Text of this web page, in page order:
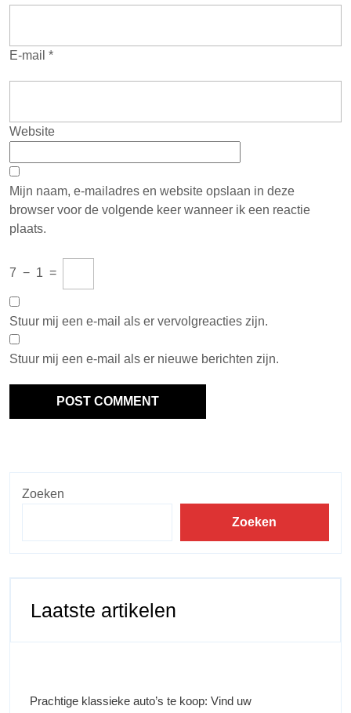
E-mail *
Website
Mijn naam, e-mailadres en website opslaan in deze
browser voor de volgende keer wanneer ik een reactie
plaats.
7 − 1 =
Stuur mij een e-mail als er vervolgreacties zijn.
Stuur mij een e-mail als er nieuwe berichten zijn.
Zoeken
Zoeken
Laatste artikelen
Prachtige klassieke auto’s te koop: Vind uw